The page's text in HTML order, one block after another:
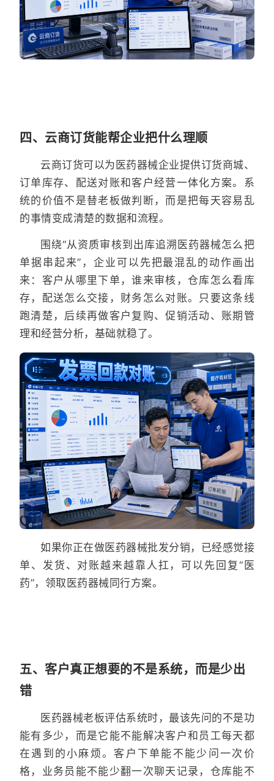
四、云商订货能帮企业把什么理顺
云商订货可以为医药器械企业提供订货商城、
订单库存、配送对账和客户经营一体化方案。系
统的价值不是替老板做判断，而是把每天容易乱
的事情变成清楚的数据和流程。
围绕“从资质审核到出库追溯医药器械怎么把
单据串起来”，企业可以先把最混乱的动作画出
来：客户从哪里下单，谁来审核，仓库怎么看库
存，配送怎么交接，财务怎么对账。只要这条线
跑清楚，后续再做客户复购、促销活动、账期管
理和经营分析，基础就稳了。
如果你正在做医药器械批发分销，已经感觉接
单、发货、对账越来越靠人扛，可以先回复“医
药”，领取医药器械同行方案。
五、客户真正想要的不是系统，而是少出
错
医药器械老板评估系统时，最该先问的不是功
能有多少，而是它能不能解决客户和员工每天都
在遇到的小麻烦。客户下单能不能少问一次价
格，业务员能不能少翻一次聊天记录，仓库能不